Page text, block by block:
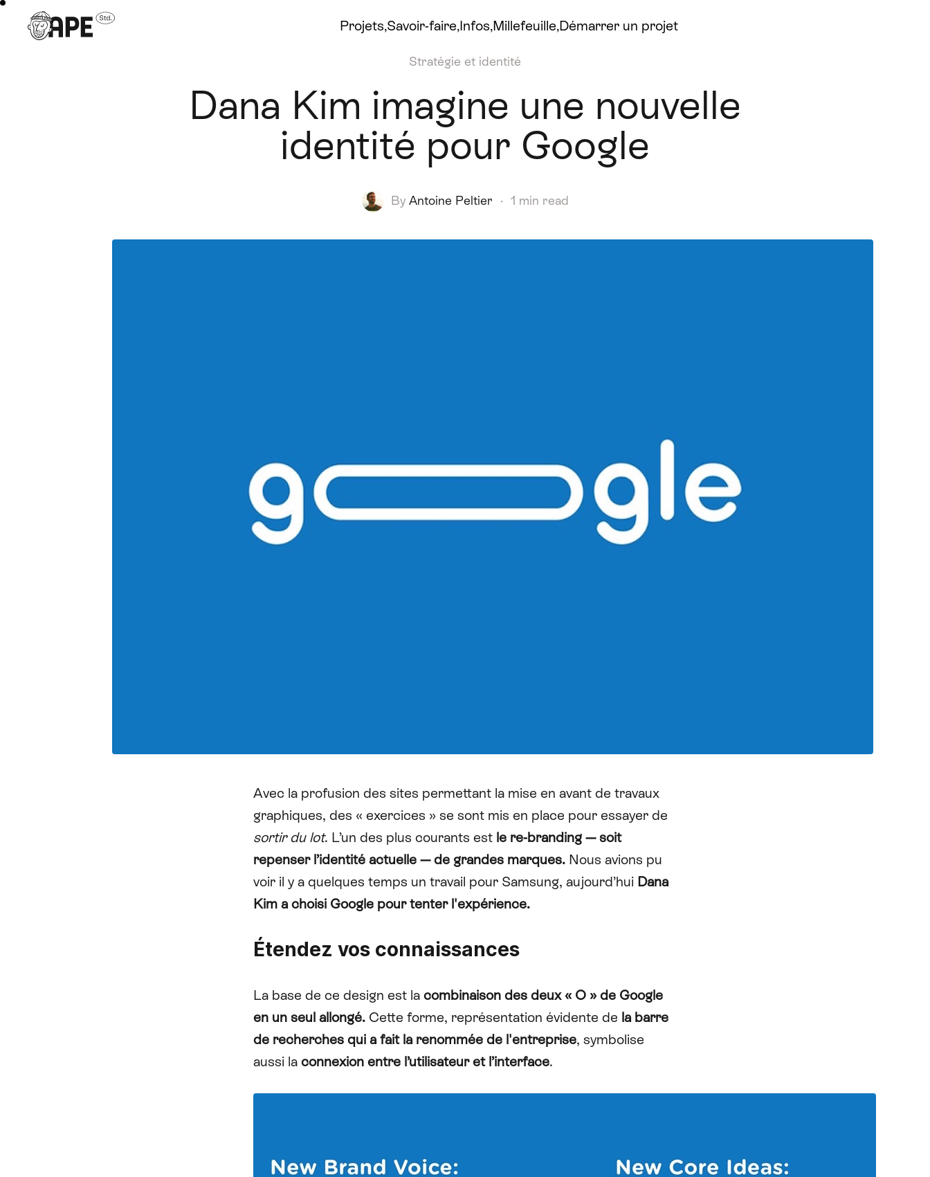
Projets Savoir-faire Infos Millefeuille Démarrer un projet
Stratégie et identité
Dana Kim imagine une nouvelle
identité pour Google
By Antoine Peltier · 1 min read
Avec la profusion des sites permettant la mise en avant de travaux
graphiques, des « exercices » se sont mis en place pour essayer de
sortir du lot. L’un des plus courants est le re-branding — soit
repenser l’identité actuelle — de grandes marques.Nous avions pu
voir il y a quelques temps un travail pour Samsung, aujourd’hui Dana
Kim a choisi Google pour tenter l'expérience.
Étendez vos connaissances
La base de ce design est la combinaison des deux « O » de Google
en un seul allongé.Cette forme, représentation évidente de la barre
de recherches qui a fait la renommée de l'entreprise, symbolise
aussi la connexion entre l’utilisateur et l’interface.